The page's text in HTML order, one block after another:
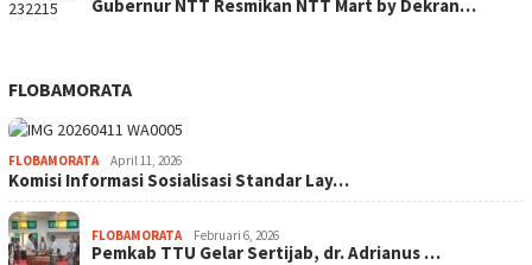
Gubernur NTT Resmikan NTT Mart by Dekran…
FLOBAMORATA
FLOBAMORATA April 11, 2026
Komisi Informasi Sosialisasi Standar Lay…
FLOBAMORATA Februari 6, 2026
Pemkab TTU Gelar Sertijab, dr. Adrianus …